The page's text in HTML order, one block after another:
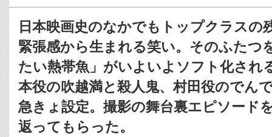
日本映画史のなかでもトップクラスの
緊張感から生まれる笑い。そのふたつ
たい熱帯魚」がいよいよソフト化され
本役の吹越満と殺人鬼、村田役のでん
急きょ設定。撮影の舞台裏エピソード
返ってもらった。